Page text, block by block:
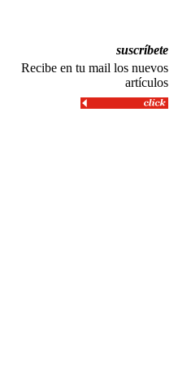
suscríbete
Recibe en tu mail los nuevos
artículos